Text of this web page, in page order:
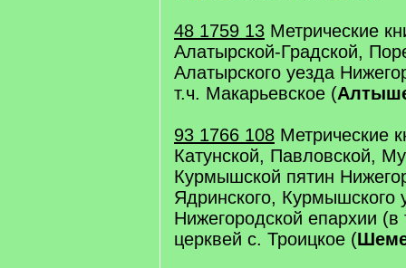
48 1759 13 Метрические
Алатырской-Градской,
Алатырского уезда
т.ч. Макарьевское (
93 1766 108 Метрические
Катунской, Павловской,
Курмышской пятин
Ядринского, Курмышского
Нижегородской епархии (в
церквей с. Троицкое (